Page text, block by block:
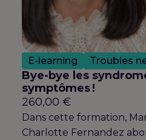
E-learning Troubles
Bye-bye les
symptômes !
260,00 €
Dans cette formation,
Charlotte Fernandez